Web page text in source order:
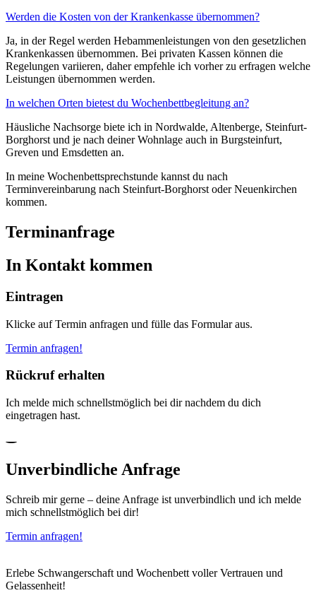
Werden die Kosten von der Krankenkasse übernommen?
Ja, in der Regel werden Hebammenleistungen von den gesetzlichen
Krankenkassen übernommen. Bei privaten Kassen können die
Regelungen variieren, daher empfehle ich vorher zu erfragen welche
Leistungen übernommen werden.
In welchen Orten bietest du Wochenbettbegleitung an?
Häusliche Nachsorge biete ich in Nordwalde, Altenberge, Steinfurt-
Borghorst und je nach deiner Wohnlage auch in Burgsteinfurt,
Greven und Emsdetten an.
In meine Wochenbettsprechstunde kannst du nach
Terminvereinbarung nach Steinfurt-Borghorst oder Neuenkirchen
kommen.
Terminanfrage
In Kontakt kommen
Eintragen
Klicke auf Termin anfragen und fülle das Formular aus.
Termin anfragen!
Rückruf erhalten
Ich melde mich schnellstmöglich bei dir nachdem du dich
eingetragen hast.
Unverbindliche Anfrage
Schreib mir gerne – deine Anfrage ist unverbindlich und ich melde
mich schnellstmöglich bei dir!
Termin anfragen!
Erlebe Schwangerschaft und Wochenbett voller Vertrauen und
Gelassenheit!